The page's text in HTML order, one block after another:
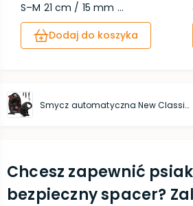
S–M 21 cm / 15 mm ...
Dodaj do koszyka
Smycz automatyczna New Classic Linka S 12 kg 8 m czarna
Chcesz zapewnić
bezpieczny spacer?